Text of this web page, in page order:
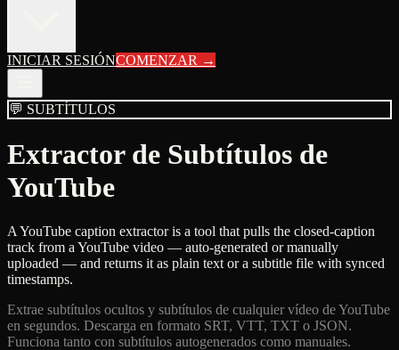
INICIAR SESIÓNCOMENZAR →
💬 SUBTÍTULOS
Extractor de Subtítulos de
YouTube
A YouTube caption extractor is a tool that pulls the closed-caption
track from a YouTube video — auto-generated or manually
uploaded — and returns it as plain text or a subtitle file with synced
timestamps.
Extrae subtítulos ocultos y subtítulos de cualquier vídeo de YouTube
en segundos. Descarga en formato SRT, VTT, TXT o JSON.
Funciona tanto con subtítulos autogenerados como manuales.